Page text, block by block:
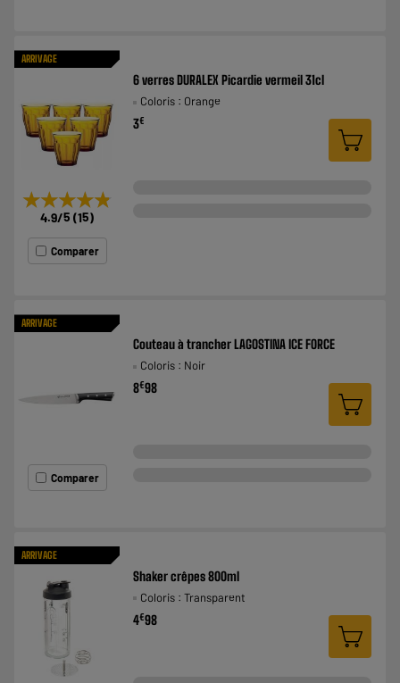
ARRIVAGE
★★★★★
★★★★★
4.9/5 (15)
Comparer
6 verres DURALEX Picardie vermeil 31cl
Coloris : Orange
3€
ARRIVAGE
Comparer
Couteau à trancher LAGOSTINA ICE FORCE
Coloris : Noir
8€98
ARRIVAGE
Shaker crêpes 800ml
Coloris : Transparent
4€98